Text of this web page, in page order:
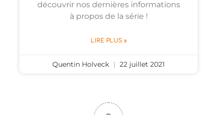
découvrir nos dernières informations
à propos de la série !
LIRE PLUS »
Quentin Holveck 22 juillet 2021